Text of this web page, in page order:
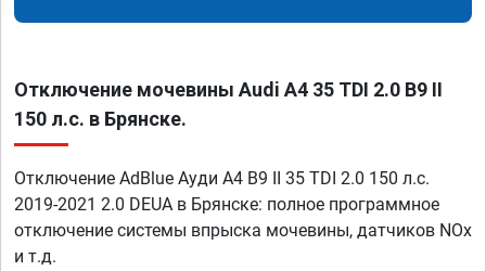
Отключение мочевины Audi A4 35 TDI 2.0 B9 II
150 л.с. в Брянске.
Отключение AdBlue Ауди A4 B9 II 35 TDI 2.0 150 л.с.
2019-2021 2.0 DEUA в Брянске: полное программное
отключение системы впрыска мочевины, датчиков NOx
и т.д.